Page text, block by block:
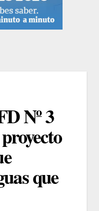
Nº 3
que